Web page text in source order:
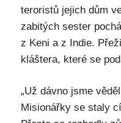
teroristů jejich dům
zabitých sester
z Keni a z Indie.
kláštera, které se
„Už dávno jsme
Misionářky se staly